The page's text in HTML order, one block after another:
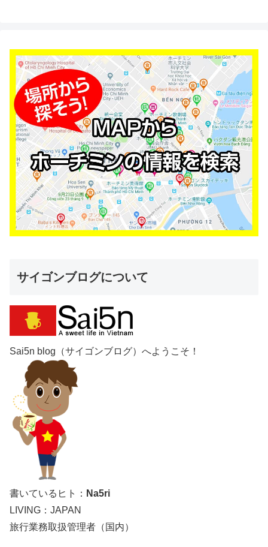
サイゴンブログについて
Sai5n blog（サイゴンブログ）へようこそ！
書いているヒト： Na5ri
LIVING：JAPAN
旅行業務取扱管理者（国内）